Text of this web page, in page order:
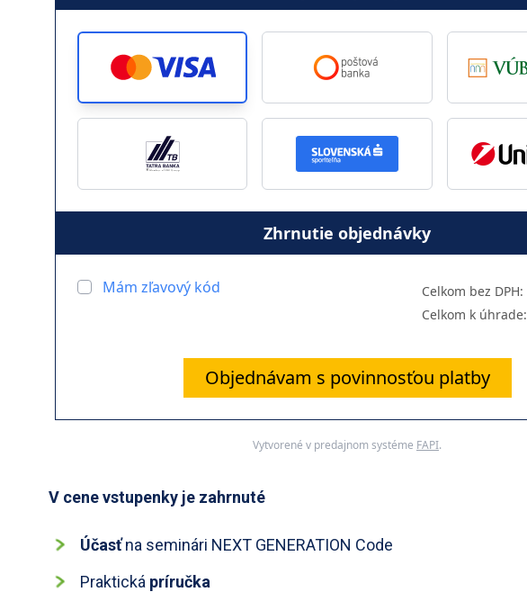
Zhrnutie objednávky
Mám zľavový kód Celkom bez DPH:
Celkom k úhrade:
Objednávam s povinnosťou platby
Vytvorené v predajnom systéme FAPI.
V cene vstupenky je zahrnuté
Účasťna seminári NEXT GENERATION Code
Praktická príručka